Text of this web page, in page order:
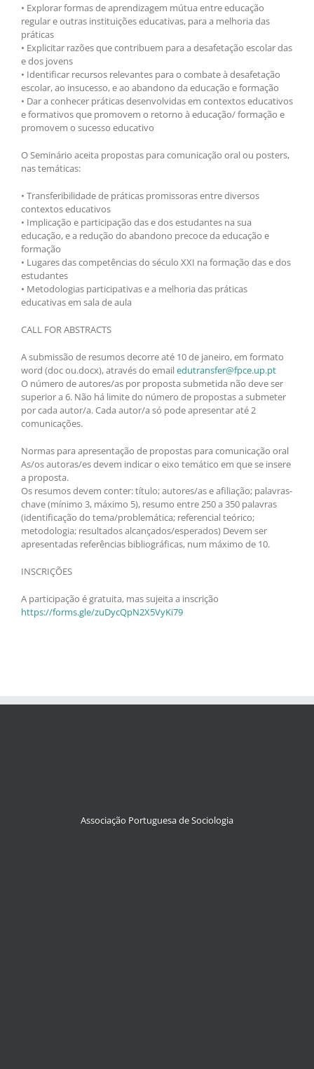
• Explorar formas de aprendizagem mútua entre educação
regular e outras instituições educativas, para a melhoria das
práticas
• Explicitar razões que contribuem para a desafetação escolar das
e dos jovens
• Identificar recursos relevantes para o combate à desafetação
escolar, ao insucesso, e ao abandono da educação e formação
• Dar a conhecer práticas desenvolvidas em contextos educativos
e formativos que promovem o retorno à educação/ formação e
promovem o sucesso educativo
O Seminário aceita propostas para comunicação oral ou posters,
nas temáticas:
• Transferibilidade de práticas promissoras entre diversos
contextos educativos
• Implicação e participação das e dos estudantes na sua
educação, e a redução do abandono precoce da educação e
formação
• Lugares das competências do século XXI na formação das e dos
estudantes
• Metodologias participativas e a melhoria das práticas
educativas em sala de aula
CALL FOR ABSTRACTS
A submissão de resumos decorre até 10 de janeiro, em formato
word (doc ou.docx), através do emailedutransfer@fpce.up.pt
O número de autores/as por proposta submetida não deve ser
superior a 6. Não há limite do número de propostas a submeter
por cada autor/a. Cada autor/a só pode apresentar até 2
comunicações.
Normas para apresentação de propostas para comunicação oral
As/os autoras/es devem indicar o eixo temático em que se insere
a proposta.
Os resumos devem conter: título; autores/as e afiliação; palavras-
chave (mínimo 3, máximo 5), resumo entre 250 a 350 palavras
(identificação do tema/problemática; referencial teórico;
metodologia; resultados alcançados/esperados) Devem ser
apresentadas referências bibliográficas, num máximo de 10.
INSCRIÇÕES
A participação é gratuita, mas sujeita a inscrição
https://forms.gle/zuDycQpN2X5VyKi79
Associação Portuguesa de Sociologia